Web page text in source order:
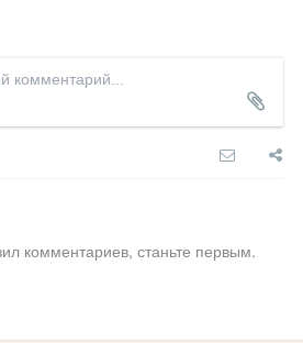
комментариев, станьте первым.